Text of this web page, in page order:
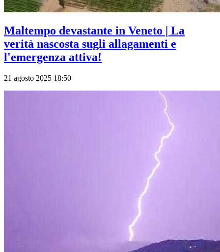
Maltempo devastante in Veneto | La
verità nascosta sugli allagamenti e
l'emergenza attiva!
21 agosto 2025 18:50